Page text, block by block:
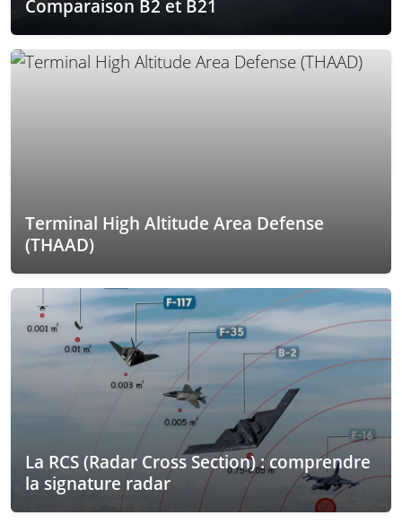
Comparaison B2 et B21
Terminal High Altitude Area Defense
(THAAD)
La RCS (Radar Cross Section) : comprendre
la signature radar